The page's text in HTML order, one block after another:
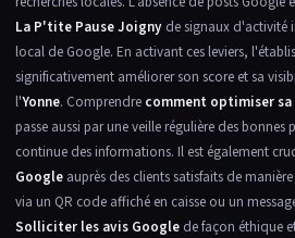
La P'tite Pause Joigny de signaux
local de Google. En activant ces leviers,
significativement améliorer son score et sa
l'Yonne. Comprendre comment optimiser sa
passe aussi par une veille régulière des
continue des informations. Il est également
Google auprès des clients satisfaits de
via un QR code affiché en caisse ou un
Solliciter les avis Google de façon éthique